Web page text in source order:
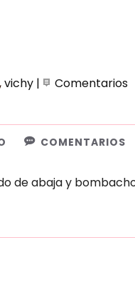
vichy | Comentarios
COMENTARIOS
de abaja y